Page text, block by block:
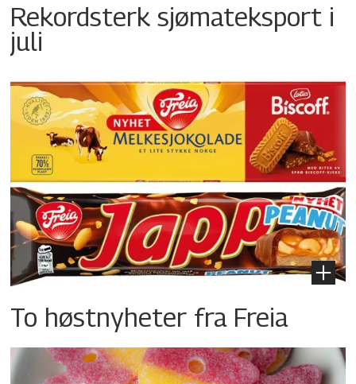
Rekordsterk sjømateksport i
juli
To høstnyheter fra Freia